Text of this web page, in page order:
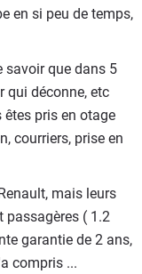
en si peu de temps,
savoir que dans 5
qui déconne, etc
pris en otage
courriers, prise en
mais leurs
passagères ( 1.2
garantie de 2 ans,
compris ...